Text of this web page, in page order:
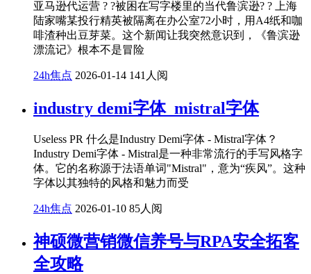
亚马逊代运营 ? ?被困在写字楼里的当代鲁滨逊? ? 上海
陆家嘴某投行精英被隔离在办公室72小时，用A4纸和咖
啡渣种出豆芽菜。这个新闻让我突然意识到，《鲁滨逊
漂流记》根本不是冒险
24h焦点 2026-01-14 141人阅
industry demi字体_mistral字体
Useless PR 什么是Industry Demi字体 - Mistral字体？
Industry Demi字体 - Mistral是一种非常流行的手写风格字
体。它的名称源于法语单词"Mistral"，意为“疾风”。这种
字体以其独特的风格和魅力而受
24h焦点 2026-01-10 85人阅
神硕微营销微信养号与RPA安全拓客
全攻略